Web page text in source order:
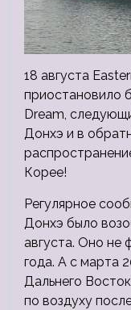
18 августа
приостановило
Dream,
Донхэ и в
Корее!
Регулярное
Донхэ было
августа. Оно не
года. А с марта
Дальнего
по воздуху